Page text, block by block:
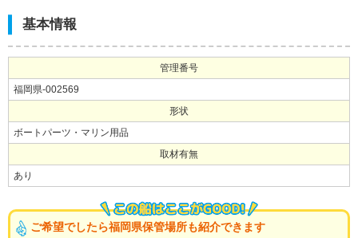
基本情報
管理番号
福岡県-002569
形状
ボートパーツ・マリン用品
取材有無
あり
ご希望でしたら福岡県保管場所も紹介できます